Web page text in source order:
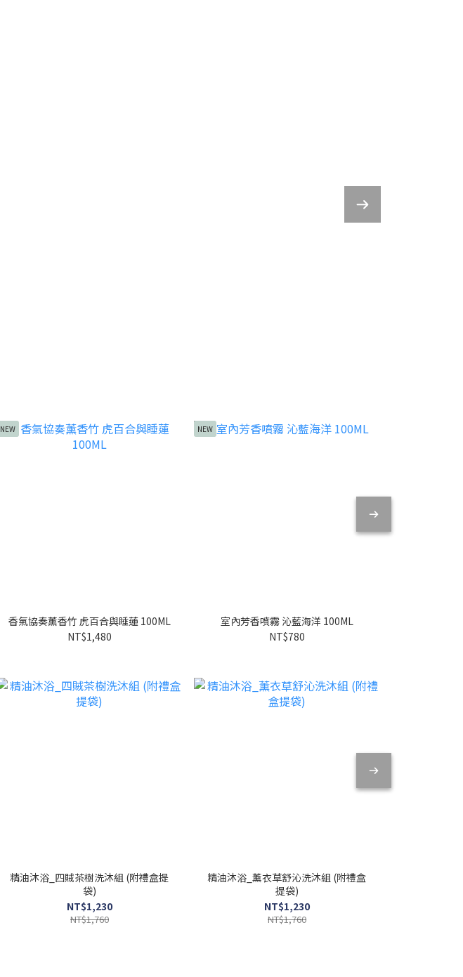
NEW
香氣協奏薰香竹 虎百合與睡蓮 100ML
NT$1,480
NEW
室內芳香噴霧 沁藍海洋 100ML
NT$780
精油沐浴_四賊茶樹洗沐組 (附禮盒提
袋)
NT$1,230
NT$1,760
精油沐浴_薰衣草舒沁洗沐組 (附禮盒
提袋)
NT$1,230
NT$1,760